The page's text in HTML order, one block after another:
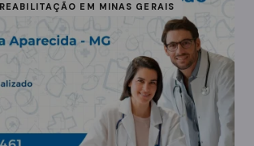
EM MINAS GERAIS